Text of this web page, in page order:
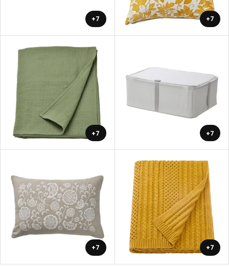
+7 +7
+7 +7
+7 +7